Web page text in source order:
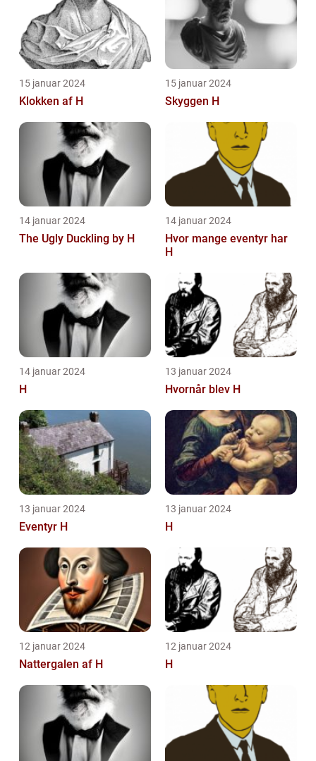
15 januar 2024
Klokken af H
15 januar 2024
Skyggen H
14 januar 2024
The Ugly Duckling by H
14 januar 2024
Hvor mange eventyr har
H
14 januar 2024
H
13 januar 2024
Hvornår blev H
13 januar 2024
Eventyr H
13 januar 2024
H
12 januar 2024
Nattergalen af H
12 januar 2024
H